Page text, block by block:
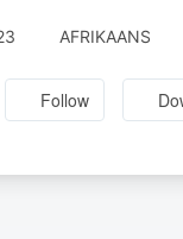
AFRIKAANS
Follow